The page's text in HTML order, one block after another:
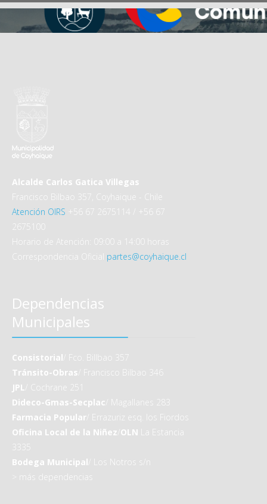
Alcalde Carlos Gatica Villegas
Francisco Bilbao 357, Coyhaique - Chile
Atención OIRS +56 67 2675114 / +56 67
2675100
Horario de Atención: 09:00 a 14:00 horas
Correspondencia Oficial partes@coyhaique.cl
Dependencias
Municipales
Consistorial / Fco. Billbao 357
Tránsito-Obras / Francisco Bilbao 346
JPL / Cochrane 251
Dideco-Gmas-Secplac / Magallanes 283
Farmacia Popular / Errazuriz esq. los Fiordos
Oficina Local de la Niñez OLN La Estancia
3335
Bodega Municipal / Los Notros s/n
más dependencias